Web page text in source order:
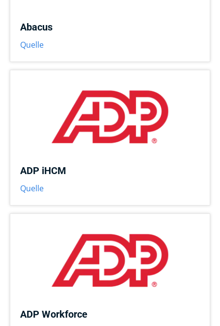
Abacus
Quelle
ADP iHCM
Quelle
ADP Workforce